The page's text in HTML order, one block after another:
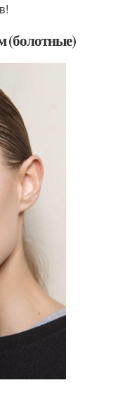
(болотные)